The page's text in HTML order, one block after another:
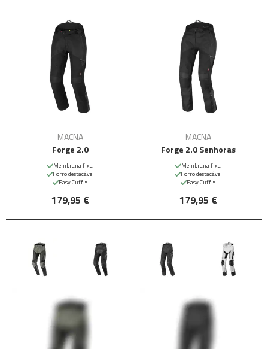
MACNA
Forge 2.0
Membrana fixa
Forro destacável
Easy Cuff™
179,95 €
MACNA
Forge 2.0 Senhoras
Membrana fixa
Forro destacável
Easy Cuff™
179,95 €